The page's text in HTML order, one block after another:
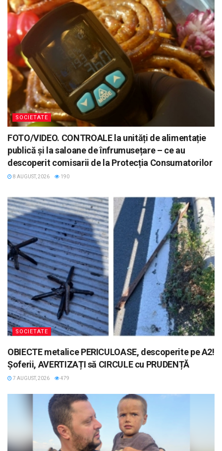
SOCIETATE
FOTO/VIDEO. CONTROALE la unități de alimentație
publică și la saloane de înfrumusețare – ce au
descoperit comisarii de la Protecția Consumatorilor
8 AUGUST, 2026 190
SOCIETATE
OBIECTE metalice PERICULOASE, descoperite pe A2!
Șoferii, AVERTIZAȚI să CIRCULE cu PRUDENȚĂ
7 AUGUST, 2026 479